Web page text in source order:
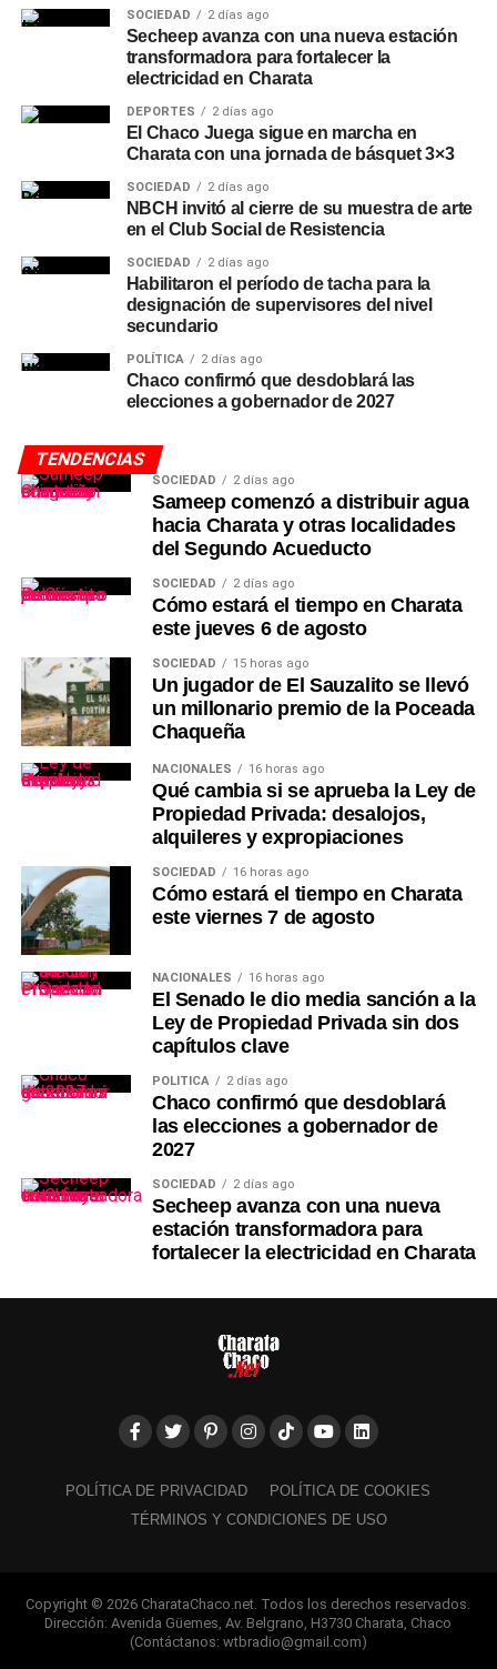
SOCIEDAD 2 días ago
Secheep avanza con una nueva estación
transformadora para fortalecer la
electricidad en Charata
DEPORTES 2 días ago
El Chaco Juega sigue en marcha en
Charata con una jornada de básquet 3×3
SOCIEDAD 2 días ago
NBCH invitó al cierre de su muestra de arte
en el Club Social de Resistencia
SOCIEDAD 2 días ago
Habilitaron el período de tacha para la
designación de supervisores del nivel
secundario
POLÍTICA 2 días ago
Chaco confirmó que desdoblará las
elecciones a gobernador de 2027
TENDENCIAS
SOCIEDAD 2 días ago
Sameep comenzó a distribuir agua
hacia Charata y otras localidades
del Segundo Acueducto
SOCIEDAD 2 días ago
Cómo estará el tiempo en Charata
este jueves 6 de agosto
SOCIEDAD 15 horas ago
Un jugador de El Sauzalito se llevó
un millonario premio de la Poceada
Chaqueña
NACIONALES 16 horas ago
Qué cambia si se aprueba la Ley de
Propiedad Privada: desalojos,
alquileres y expropiaciones
SOCIEDAD 16 horas ago
Cómo estará el tiempo en Charata
este viernes 7 de agosto
NACIONALES 16 horas ago
El Senado le dio media sanción a la
Ley de Propiedad Privada sin dos
capítulos clave
POLÍTICA 2 días ago
Chaco confirmó que desdoblará
las elecciones a gobernador de
2027
SOCIEDAD 2 días ago
Secheep avanza con una nueva
estación transformadora para
fortalecer la electricidad en Charata
POLÍTICA DE PRIVACIDAD
POLÍTICA DE COOKIES
TÉRMINOS Y CONDICIONES DE USO
Copyright © 2026 CharataChaco.net. Todos los derechos reservados.
Dirección: Avenida Güemes, Av. Belgrano, H3730 Charata, Chaco
(Contáctanos: wtbradio@gmail.com)